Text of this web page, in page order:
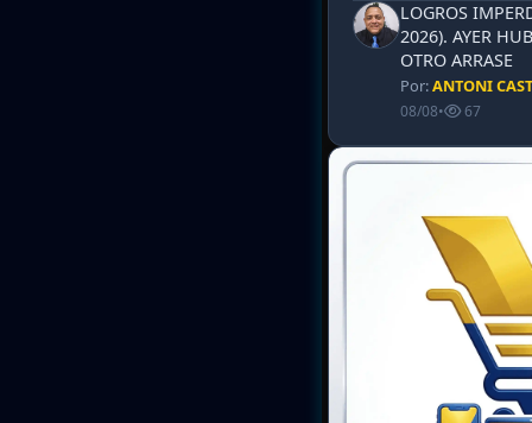
LOGROS
2026). AYER
OTRO ARRASE
Por:ANTONI
08/08• 67